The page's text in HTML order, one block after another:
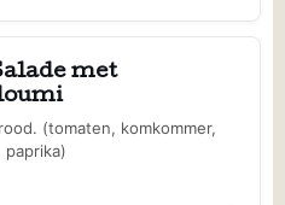
met
(tomaten, komkommer,
paprika)